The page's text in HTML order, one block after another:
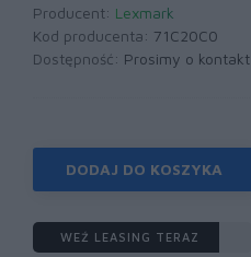
Producent: Lexmark
Kod producenta: 71C20C0
Dostępność: Prosimy o kontakt
DODAJ DO KOSZYKA
WEŹ LEASING TERAZ